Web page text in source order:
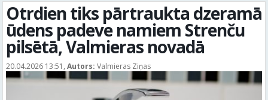
Sludinājumi
Reklāmraksti
Otrdien tiks pārtraukta dzeramā
ūdens padeve namiem Strenču
pilsētā, Valmieras novadā
20.04.2026 13:51, Autors: Valmieras Ziņas